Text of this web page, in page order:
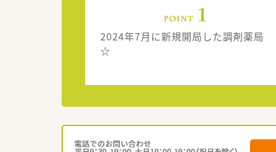
2024年7月に新規開局した調剤薬局
☆